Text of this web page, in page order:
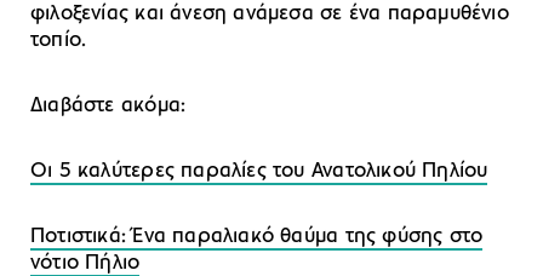
φιλοξενίας και άνεση ανάμεσα σε ένα παραμυθένιο
τοπίο.
Διαβάστε ακόμα:
Οι 5 καλύτερες παραλίες του Ανατολικού Πηλίου
Ποτιστικά: Ένα παραλιακό θαύμα της φύσης στο
νότιο Πήλιο